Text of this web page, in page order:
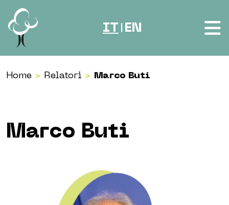
Vai al contenuto
IT EN
Home > Relatori > Marco Buti
Marco Buti